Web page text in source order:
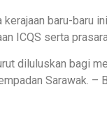
baru-baru
ICQS serta
diluluskan bagi
Sarawak. –